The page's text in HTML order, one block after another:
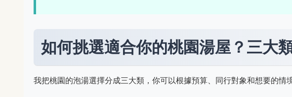
如何挑選適合你的桃園湯屋？三大
我把桃園的泡湯選擇分成三大類，你可以根據預算、同行對象和想要的情